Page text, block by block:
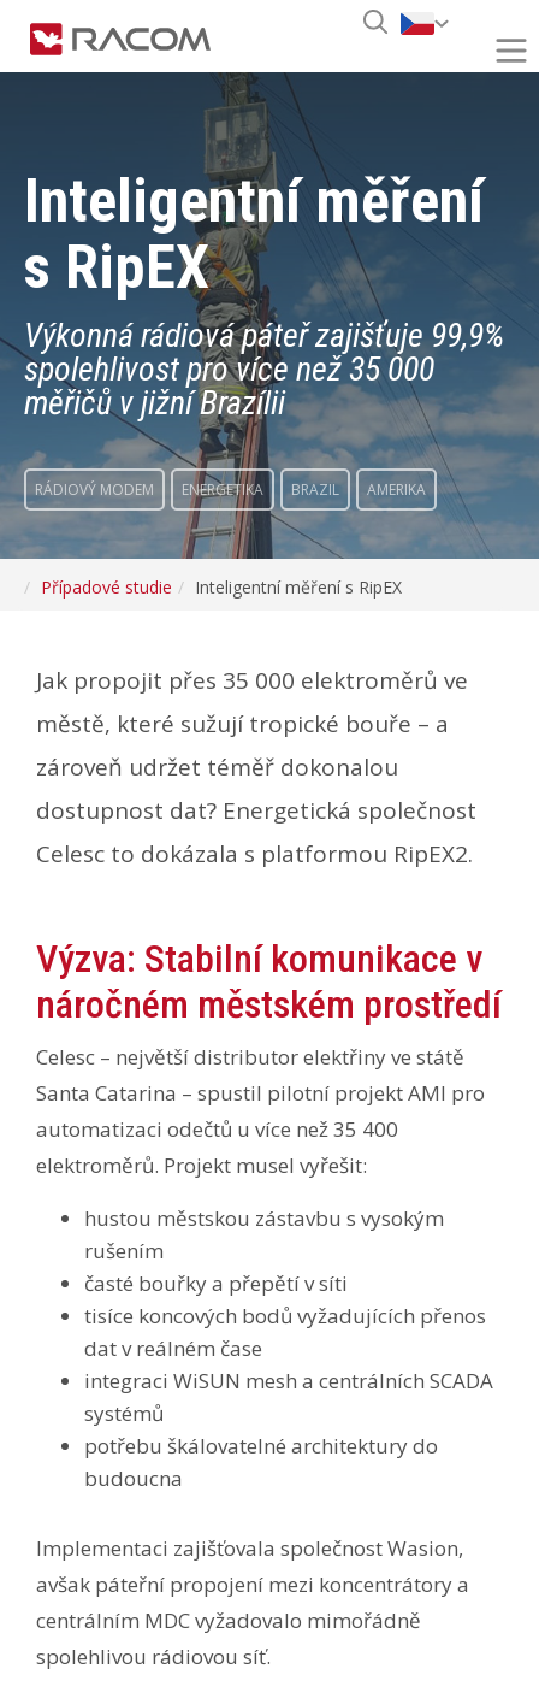
Inteligentní měření
s RipEX
Výkonná rádiová páteř zajišťuje 99,9%
spolehlivost pro více než 35 000
měřičů v jižní Brazílii
RÁDIOVÝ MODEM ENERGETIKA BRAZIL AMERIKA
Případové studie Inteligentní měření s RipEX
Jak propojit přes 35 000 elektroměrů ve
městě, které sužují tropické bouře – a
zároveň udržet téměř dokonalou
dostupnost dat? Energetická společnost
Celesc to dokázala s platformou RipEX2.
Výzva: Stabilní komunikace v
náročném městském prostředí
Celesc – největší distributor elektřiny ve státě
Santa Catarina – spustil pilotní projekt AMI pro
automatizaci odečtů u více než 35 400
elektroměrů. Projekt musel vyřešit:
hustou městskou zástavbu s vysokým
rušením
časté bouřky a přepětí v síti
tisíce koncových bodů vyžadujících přenos
dat v reálném čase
integraci WiSUN mesh a centrálních SCADA
systémů
potřebu škálovatelné architektury do
budoucna
Implementaci zajišťovala společnost Wasion,
avšak páteřní propojení mezi koncentrátory a
centrálním MDC vyžadovalo mimořádně
spolehlivou rádiovou síť.